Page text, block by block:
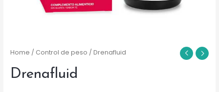
Home / Control de peso / Drenafluid
Drenafluid